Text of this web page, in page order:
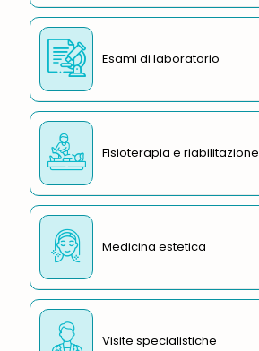
Esami di laboratorio
Fisioterapia e riabilitazione
Medicina estetica
Visite specialistiche